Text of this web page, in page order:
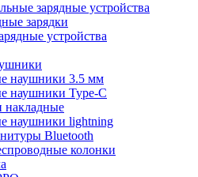
зарядные устройства
зарядки
устройства
наушники 3.5 мм
наушники Type-C
наушники lightning
Bluetooth
колонки